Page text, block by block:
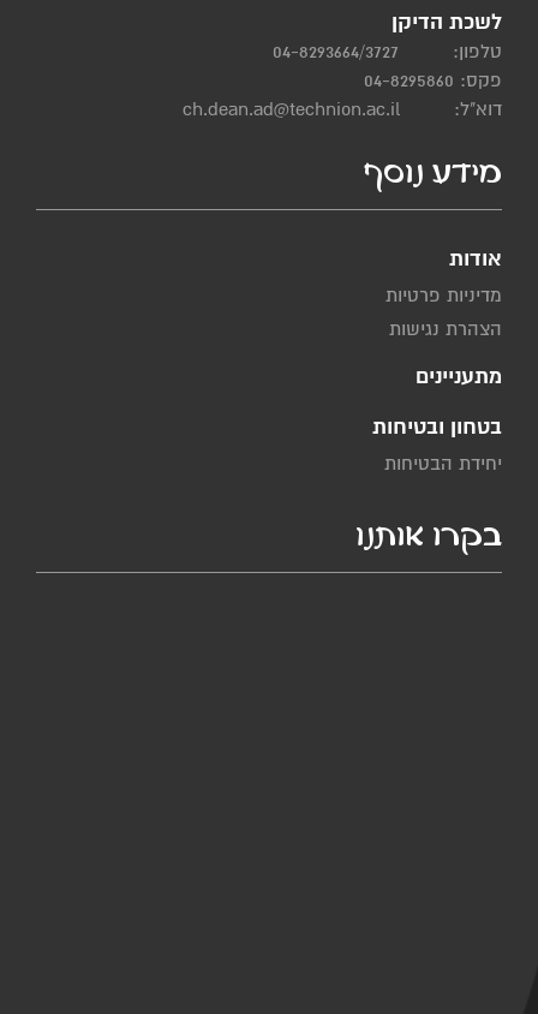
לשכת הדיקן
טלפון:
04-8293664/3727
פקס: 04-8295860
דוא"ל:
ch.dean.ad@technion.ac.il
מידע נוסף
אודות
מדיניות פרטיות
הצהרת נגישות
מתעניינים
בטחון ובטיחות
יחידת הבטיחות
בקרו אותנו